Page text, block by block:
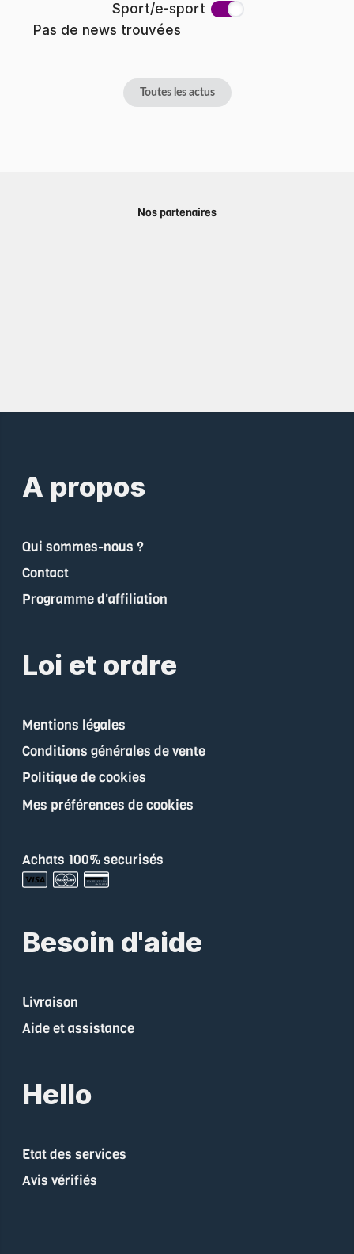
Sport/e-sport
Pas de news trouvées
Toutes les actus
Nos partenaires
A propos
Qui sommes-nous ?
Contact
Programme d'affiliation
Loi et ordre
Mentions légales
Conditions générales de vente
Politique de cookies
Mes préférences de cookies
Achats 100% securisés
Besoin d'aide
Livraison
Aide et assistance
Hello
Etat des services
Avis vérifiés